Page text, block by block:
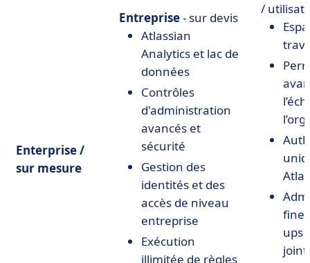
Enterprise /
sur mesure
Entreprise- sur devis
Atlassian
Analytics et lac de
données
Contrôles
d'administration
avancés et
sécurité
Gestion des
identités et des
accès de niveau
entreprise
Exécution
illimitée de règles
/
fine
ups